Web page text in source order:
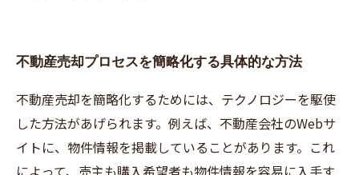
不動産売却プロセスを簡略化する具体的な方法
不動産売却を簡略化するためには、テクノロジーを駆使
した方法があげられます。例えば、不動産会社のWebサ
イトに、物件情報を掲載していることがあります。これ
によって、売主も購入希望者も物件情報を容易に入手す